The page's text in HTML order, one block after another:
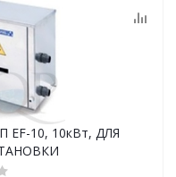
EF-10, 10кВт, ДЛЯ